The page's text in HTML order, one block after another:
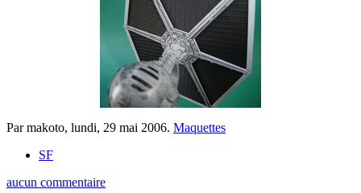
Par makoto, lundi, 29 mai 2006. Maquettes
SF
aucun commentaire